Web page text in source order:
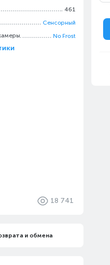
461
Сенсорный
No Frost
18 741
и обмена